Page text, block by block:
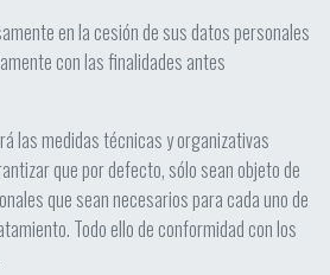
en la cesión de sus datos personales
con las finalidades antes
las medidas técnicas y organizativas
que por defecto, sólo sean objeto de
que sean necesarios para cada uno de
Todo ello de conformidad con los